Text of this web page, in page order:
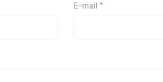
E-mail *